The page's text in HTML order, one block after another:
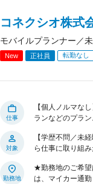
コネクシオ株式
モバイルプランナー／
New 正社員 転勤なし
仕事
【個人ノルマな
ランなどのプラ
対象
【学歴不問／未
ら仕事に取り組み
勤務地
★勤務地のご希
は、マイカー通